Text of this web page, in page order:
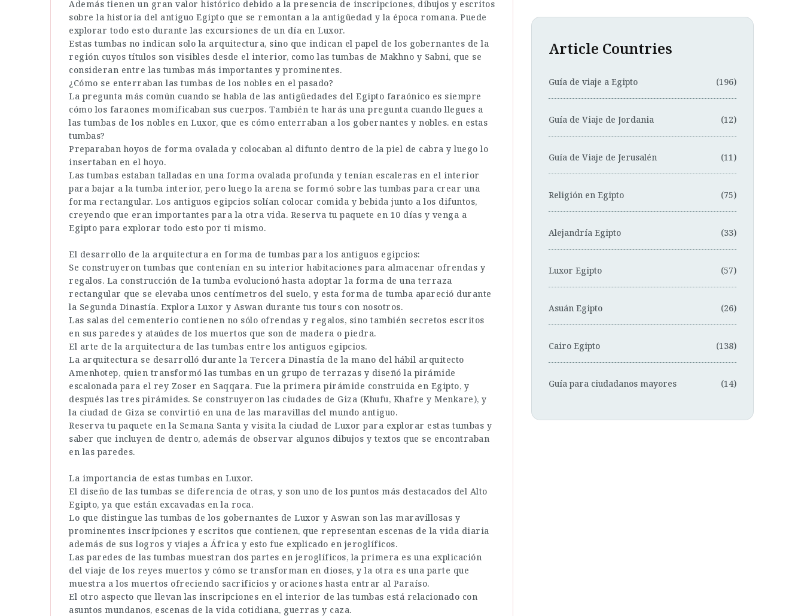
Además tienen un gran valor histórico debido a la presencia de inscripciones, dibujos y escritos
sobre la historia del antiguo Egipto que se remontan a la antigüedad y la época romana. Puede
explorar todo esto durante las excursiones de un día en Luxor.
Estas tumbas no indican solo la arquitectura, sino que indican el papel de los gobernantes de la
región cuyos títulos son visibles desde el interior, como las tumbas de Makhno y Sabni, que se
consideran entre las tumbas más importantes y prominentes.
¿Cómo se enterraban las tumbas de los nobles en el pasado?
La pregunta más común cuando se habla de las antigüedades del Egipto faraónico es siempre
cómo los faraones momificaban sus cuerpos. También te harás una pregunta cuando llegues a
las tumbas de los nobles en Luxor, que es cómo enterraban a los gobernantes y nobles. en estas
tumbas?
Preparaban hoyos de forma ovalada y colocaban al difunto dentro de la piel de cabra y luego lo
insertaban en el hoyo.
Las tumbas estaban talladas en una forma ovalada profunda y tenían escaleras en el interior
para bajar a la tumba interior, pero luego la arena se formó sobre las tumbas para crear una
forma rectangular. Los antiguos egipcios solían colocar comida y bebida junto a los difuntos,
creyendo que eran importantes para la otra vida. Reserva tu paquete en 10 días y venga a
Egipto para explorar todo esto por ti mismo.
El desarrollo de la arquitectura en forma de tumbas para los antiguos egipcios:
Se construyeron tumbas que contenían en su interior habitaciones para almacenar ofrendas y
regalos. La construcción de la tumba evolucionó hasta adoptar la forma de una terraza
rectangular que se elevaba unos centímetros del suelo, y esta forma de tumba apareció durante
la Segunda Dinastía. Explora Luxor y Aswan durante tus tours con nosotros.
Las salas del cementerio contienen no sólo ofrendas y regalos, sino también secretos escritos
en sus paredes y ataúdes de los muertos que son de madera o piedra.
El arte de la arquitectura de las tumbas entre los antiguos egipcios.
La arquitectura se desarrolló durante la Tercera Dinastía de la mano del hábil arquitecto
Amenhotep, quien transformó las tumbas en un grupo de terrazas y diseñó la pirámide
escalonada para el rey Zoser en Saqqara. Fue la primera pirámide construida en Egipto, y
después las tres pirámides. Se construyeron las ciudades de Giza (Khufu, Khafre y Menkare), y
la ciudad de Giza se convirtió en una de las maravillas del mundo antiguo.
Reserva tu paquete en la Semana Santa y visita la ciudad de Luxor para explorar estas tumbas y
saber que incluyen de dentro, además de observar algunos dibujos y textos que se encontraban
en las paredes.
La importancia de estas tumbas en Luxor.
El diseño de las tumbas se diferencia de otras, y son uno de los puntos más destacados del Alto
Egipto, ya que están excavadas en la roca.
Lo que distingue las tumbas de los gobernantes de Luxor y Aswan son las maravillosas y
prominentes inscripciones y escritos que contienen, que representan escenas de la vida diaria
además de sus logros y viajes a África y esto fue explicado en jeroglíficos.
Las paredes de las tumbas muestran dos partes en jeroglíficos, la primera es una explicación
del viaje de los reyes muertos y cómo se transforman en dioses, y la otra es una parte que
muestra a los muertos ofreciendo sacrificios y oraciones hasta entrar al Paraíso.
El otro aspecto que llevan las inscripciones en el interior de las tumbas está relacionado con
asuntos mundanos, escenas de la vida cotidiana, guerras y caza.
Article Countries
Guía de viaje a Egipto (196)
Guía de Viaje de Jordania (12)
Guía de Viaje de Jerusalén (11)
Religión en Egipto (75)
Alejandría Egipto (33)
Luxor Egipto (57)
Asuán Egipto (26)
Cairo Egipto (138)
Guía para ciudadanos mayores (14)